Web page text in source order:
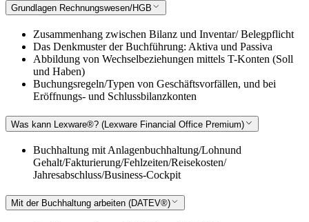
Grundlagen Rechnungswesen/HGB
Zusammenhang zwischen Bilanz und Inventar/ Belegpflicht
Das Denkmuster der Buchführung: Aktiva und Passiva
Abbildung von Wechselbeziehungen mittels T-Konten (Soll
und Haben)
Buchungsregeln/Typen von Geschäftsvorfällen, und bei
Eröffnungs- und Schlussbilanzkonten
Was kann Lexware®? (Lexware Financial Office Premium)
Buchhaltung mit Anlagenbuchhaltung/Lohnund
Gehalt/Fakturierung/Fehlzeiten/Reisekosten/
Jahresabschluss/Business-Cockpit
Mit der Buchhaltung arbeiten (DATEV®)